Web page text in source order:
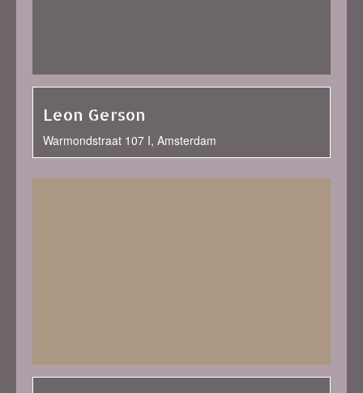
Leon Gerson
Warmondstraat 107 I, Amsterdam